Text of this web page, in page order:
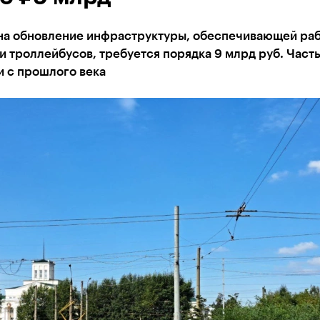
обновление инфраструктуры, обеспечивающей
троллейбусов, требуется порядка 9 млрд руб.
с прошлого века